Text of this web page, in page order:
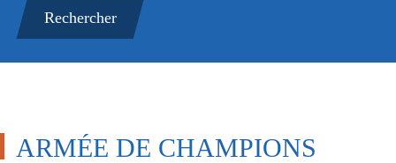
ARMÉE DE CHAMPIONS